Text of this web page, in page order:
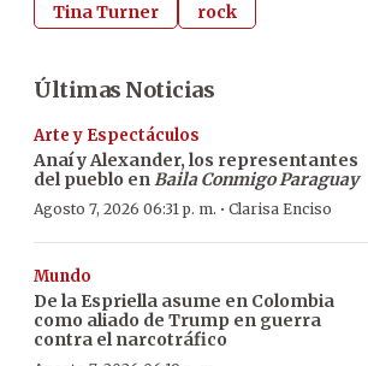
Tina Turner rock
Últimas Noticias
Arte y Espectáculos
Anaí y Alexander, los representantes
del pueblo enBaila Conmigo Paraguay
Agosto 7, 2026 06:31 p. m. · Clarisa Enciso
Mundo
De la Espriella asume en Colombia
como aliado de Trump en guerra
contra el narcotráfico